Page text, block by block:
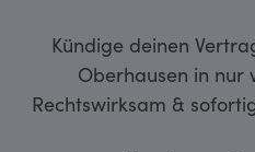
Kündige deinen
Oberhausen in nur
Rechtswirksam &